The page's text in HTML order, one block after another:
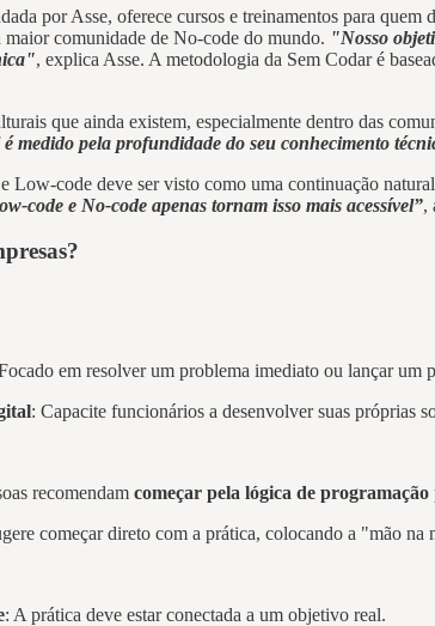
por Asse, oferece cursos e treinamentos para
comunidade de No-code do mundo. "Nosso
, explica Asse. A metodologia da Sem Codar é
que ainda existem, especialmente dentro das
medido pela profundidade do seu conhecimento
code deve ser visto como uma continuação
code e No-code apenas tornam isso mais acessível”,
em resolver um problema imediato ou lançar um
: Capacite funcionários a desenvolver suas próprias
recomendam começar pela lógica de programação
começar direto com a prática, colocando a "mão na
: A prática deve estar conectada a um objetivo real.